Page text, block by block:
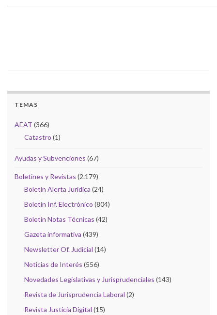
TEMAS
AEAT (366)
Catastro (1)
Ayudas y Subvenciones (67)
Boletines y Revistas (2.179)
Boletín Alerta Jurídica (24)
Boletín Inf. Electrónico (804)
Boletín Notas Técnicas (42)
Gazeta informativa (439)
Newsletter Of. Judicial (14)
Noticias de Interés (556)
Novedades Legislativas y Jurisprudenciales (143)
Revista de Jurisprudencia Laboral (2)
Revista Justicia Digital (15)